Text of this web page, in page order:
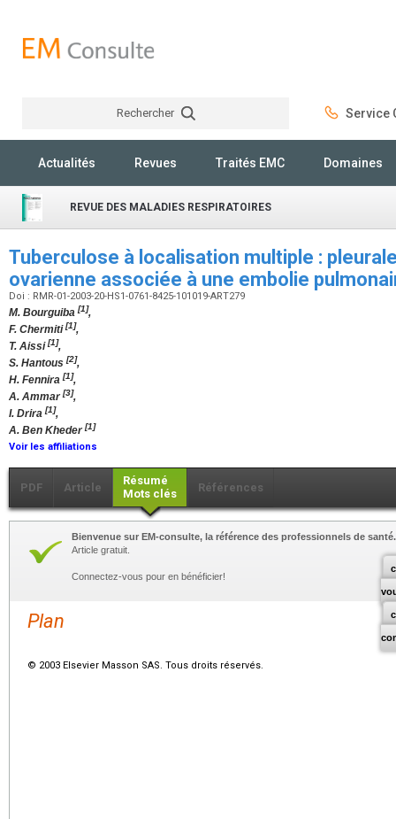
Rechercher Service
Actualités Revues Traités EMC Domaines
REVUE DES MALADIES RESPIRATOIRES
Tuberculose à localisation multiple :
ovarienne associée à une embolie
Doi : RMR-01-2003-20-HS1-0761-8425-101019-ART279
M. Bourguiba [1],
F. Chermiti[1],
T. Aissi[1],
S. Hantous [2],
H. Fennira [1],
A. Ammar[3],
I. Drira [1],
A. Ben Kheder[1]
Voir les affiliations
PDF Article
Résumé
Mots clés
Références
Bienvenue sur EM-consulte, la référence des professionnels de santé.
Article gratuit.
Connectez-vous pour en bénéficier!
Plan
© 2003 Elsevier Masson SAS. Tous droits réservés.